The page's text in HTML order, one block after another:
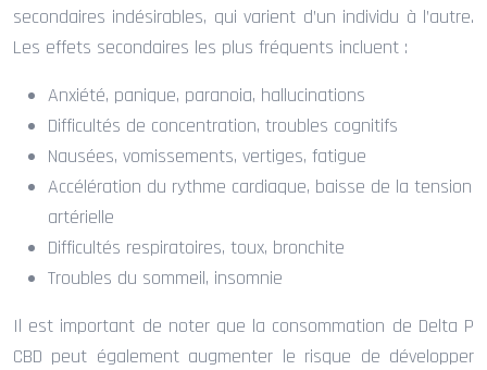
secondaires indésirables, qui varient d’un individu à l’autre.
Les effets secondaires les plus fréquents incluent :
Anxiété, panique, paranoia, hallucinations
Difficultés de concentration, troubles cognitifs
Nausées, vomissements, vertiges, fatigue
Accélération du rythme cardiaque, baisse de la tension
artérielle
Difficultés respiratoires, toux, bronchite
Troubles du sommeil, insomnie
Il est important de noter que la consommation de Delta P
CBD peut également augmenter le risque de développer